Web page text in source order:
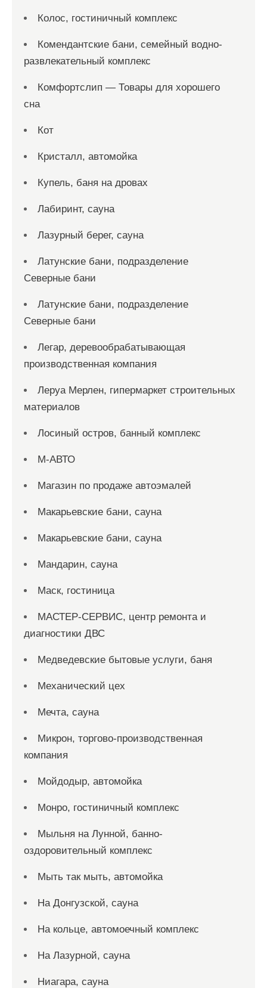
Колос, гостиничный комплекс
Комендантские бани, семейный водно-
развлекательный комплекс
Комфортслип — Товары для хорошего
сна
Кот
Кристалл, автомойка
Купель, баня на дровах
Лабиринт, сауна
Лазурный берег, сауна
Латунские бани, подразделение
Северные бани
Латунские бани, подразделение
Северные бани
Легар, деревообрабатывающая
производственная компания
Леруа Мерлен, гипермаркет строительных
материалов
Лосиный остров, банный комплекс
М-АВТО
Магазин по продаже автоэмалей
Макарьевские бани, сауна
Макарьевские бани, сауна
Мандарин, сауна
Маск, гостиница
МАСТЕР-СЕРВИС, центр ремонта и
диагностики ДВС
Медведевские бытовые услуги, баня
Механический цех
Мечта, сауна
Микрон, торгово-производственная
компания
Мойдодыр, автомойка
Монро, гостиничный комплекс
Мыльня на Лунной, банно-
оздоровительный комплекс
Мыть так мыть, автомойка
На Донгузской, сауна
На кольце, автомоечный комплекс
На Лазурной, сауна
Ниагара, сауна